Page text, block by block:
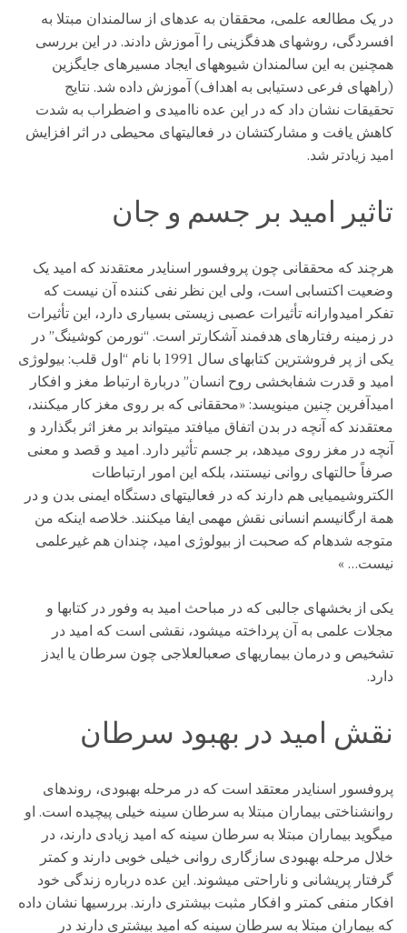
در یک مطالعه علمی، محققان به عدهای از سالمندان مبتلا به
افسردگی، روشهای هدفگزینی را آموزش دادند. در این بررسی
همچنین به این سالمندان شیوههای ایجاد مسیرهای جایگزین
(راههای فرعی دستیابی به اهداف) آموزش داده شد. نتایج
تحقیقات نشان داد که در این عده ناامیدی و اضطراب به شدت
کاهش یافت و مشارکتشان در فعالیتهای محیطی در اثر افزایش
امید زیادتر شد.
تاثیر امید بر جسم و جان
هرچند که محققانی چون پروفسور اسنایدر معتقدند که امید یک
وضعیت اکتسابی است، ولی این نظر نفی کننده آن نیست که
تفکر امیدوارانه تأثیرات عصبی زیستی بسیاری دارد، این تأثیرات
در زمینه رفتارهای هدفمند آشکارتر است. “نورمن کوشینگ” در
یکی از پر فروشترین کتابهای سال 1991 با نام “اول قلب: بیولوژی
امید و قدرت شفابخشی روح انسان” دربارة ارتباط مغز و افکار
امیدآفرین چنین مینویسد: «محققانی که بر روی مغز کار میکنند،
معتقدند که آنچه در بدن اتفاق میافتد میتواند بر مغز اثر بگذارد و
آنچه در مغز روی میدهد، بر جسم تأثیر دارد. امید و قصد و معنی
صرفاً حالتهای روانی نیستند، بلکه این امور ارتباطات
الکتروشیمیایی هم دارند که در فعالیتهای دستگاه ایمنی بدن و در
همة ارگانیسم انسانی نقش مهمی ایفا میکنند. خلاصه اینکه من
متوجه شدهام که صحبت از بیولوژی امید، چندان هم غیرعلمی
نیست… »
یکی از بخشهای جالبی که در مباحث امید به وفور در کتابها و
مجلات علمی به آن پرداخته میشود، نقشی است که امید در
تشخیص و درمان بیماریهای صعبالعلاجی چون سرطان یا ایدز
دارد.
نقش امید در بهبود سرطان
پروفسور اسنایدر معتقد است که در مرحله بهبودی، روندهای
روانشناختی بیماران مبتلا به سرطان سینه خیلی پیچیده است. او
میگوید بیماران مبتلا به سرطان سینه که امید زیادی دارند، در
خلال مرحله بهبودی سازگاری روانی خیلی خوبی دارند و کمتر
گرفتار پریشانی و ناراحتی میشوند. این عده درباره زندگی خود
افکار منفی کمتر و افکار مثبت بیشتری دارند. بررسیها نشان داده
که بیماران مبتلا به سرطان سینه که امید بیشتری دارند در